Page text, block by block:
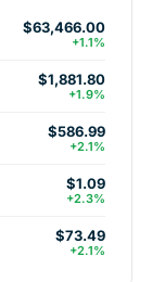
$63,466.00
+1.1%
$1,881.80
+1.9%
$586.99
+2.1%
$1.09
+2.3%
$73.49
+2.1%